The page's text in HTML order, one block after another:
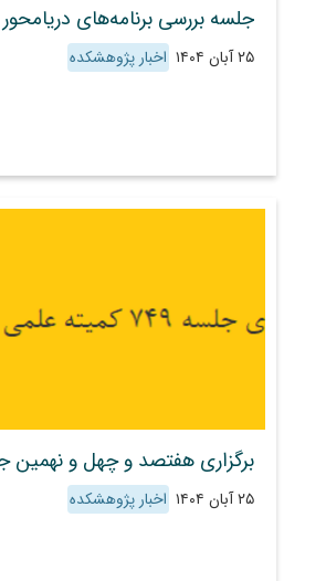
۲۵ آبان ۱۴۰۴ اخبار پژوهشکده
۲۵ آبان ۱۴۰۴ اخبار پژوهشکده